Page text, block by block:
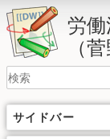
労
（
サイドバー